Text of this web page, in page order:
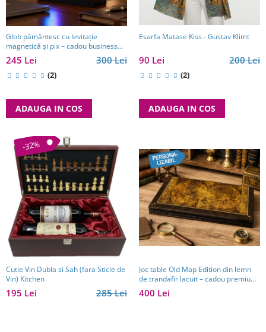
Glob pământesc cu levitație
magnetică și pix – cadou business
pentru bărbați pasionați de
tehnologie și călătorii
300 Lei
245 Lei
(2)
ADAUGA IN COS
Esarfa Matase Kiss - Gustav Klimt
200 Lei
90 Lei
(2)
ADAUGA IN COS
-32%
Cutie Vin Dubla si Sah (fara Sticle de
Vin) Kitchen
285 Lei
195 Lei
Joc table Old Map Edition din lemn
de trandafir lacuit – cadou premium
pentru bărbați pasionați de jocuri
clasice
400 Lei